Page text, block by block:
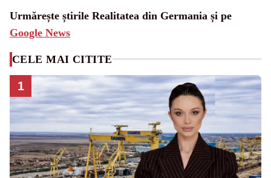
Urmărește știrile Realitatea din Germania și pe
Google News
CELE MAI CITITE
1